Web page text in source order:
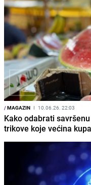
/MAGAZIN I 10.06.26. 22:03
Kako odabrati
trikove koje većina